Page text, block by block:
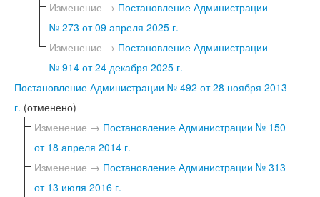
Изменение → Постановление Администрации
№ 273 от 09 апреля 2025 г.
Изменение → Постановление Администрации
№ 914 от 24 декабря 2025 г.
Постановление Администрации № 492 от 28 ноября 2013
г. (отменено)
Изменение → Постановление Администрации № 150
от 18 апреля 2014 г.
Изменение → Постановление Администрации № 313
от 13 июля 2016 г.